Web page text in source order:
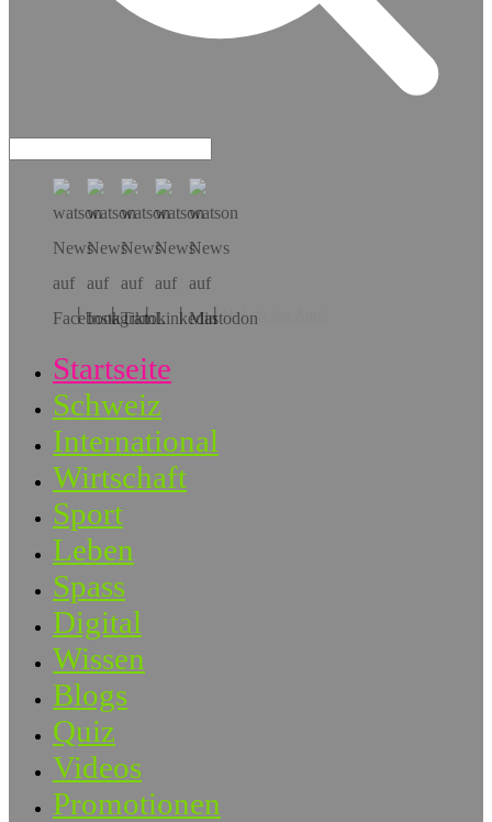
Hol dir die App!
Startseite
Schweiz
International
Wirtschaft
Sport
Leben
Spass
Digital
Wissen
Blogs
Quiz
Videos
Promotionen